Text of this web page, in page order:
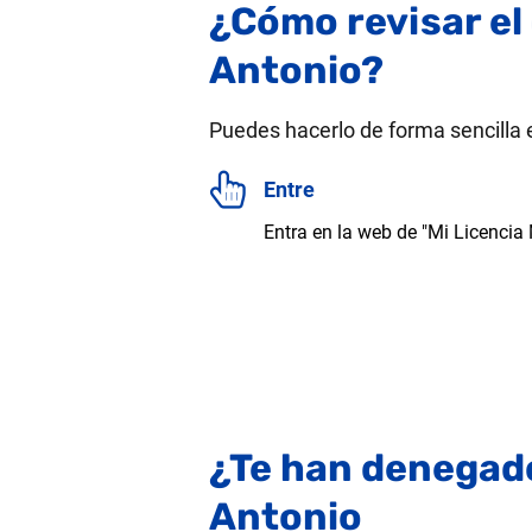
¿Cómo revisar
Antonio?
Puedes hacerlo de forma sencilla
Entre
Entra en la web de "Mi Licencia
¿Te han
Antonio